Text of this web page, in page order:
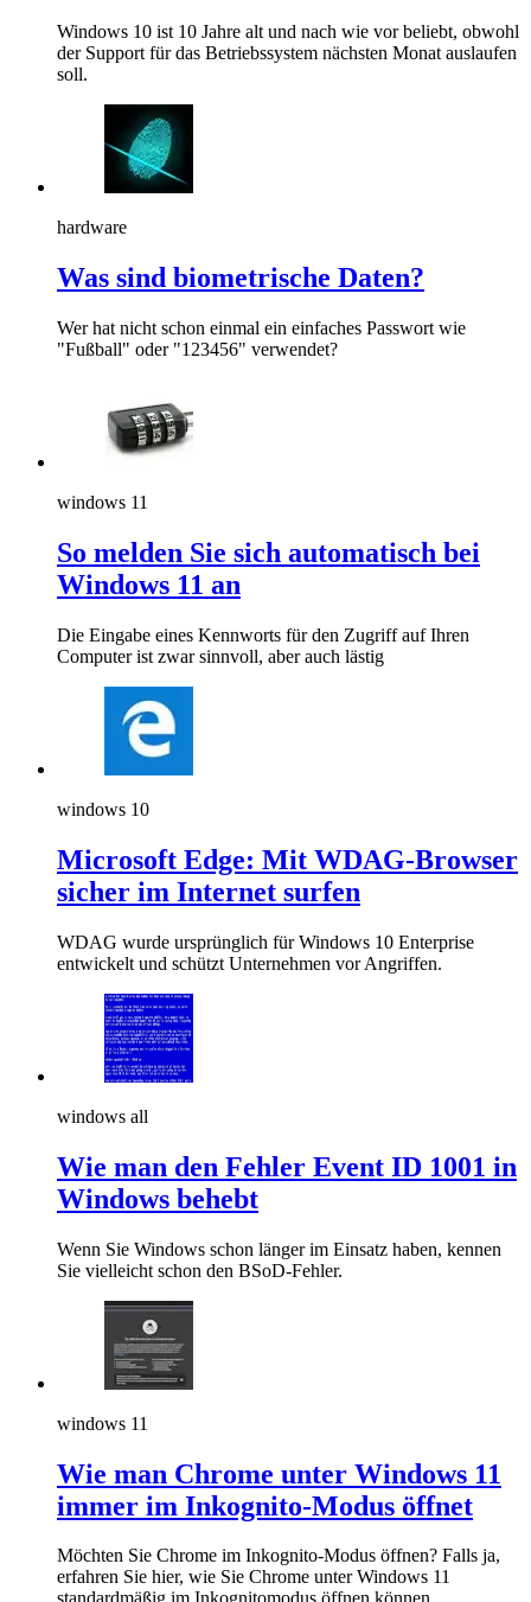
Windows 10 ist 10 Jahre alt und nach wie vor beliebt, obwohl
der Support für das Betriebssystem nächsten Monat auslaufen
soll.
hardware
Was sind biometrische Daten?
Wer hat nicht schon einmal ein einfaches Passwort wie
"Fußball" oder "123456" verwendet?
windows 11
So melden Sie sich automatisch bei
Windows 11 an
Die Eingabe eines Kennworts für den Zugriff auf Ihren
Computer ist zwar sinnvoll, aber auch lästig
windows 10
Microsoft Edge: Mit WDAG-Browser
sicher im Internet surfen
WDAG wurde ursprünglich für Windows 10 Enterprise
entwickelt und schützt Unternehmen vor Angriffen.
windows all
Wie man den Fehler Event ID 1001 in
Windows behebt
Wenn Sie Windows schon länger im Einsatz haben, kennen
Sie vielleicht schon den BSoD-Fehler.
windows 11
Wie man Chrome unter Windows 11
immer im Inkognito-Modus öffnet
Möchten Sie Chrome im Inkognito-Modus öffnen? Falls ja,
erfahren Sie hier, wie Sie Chrome unter Windows 11